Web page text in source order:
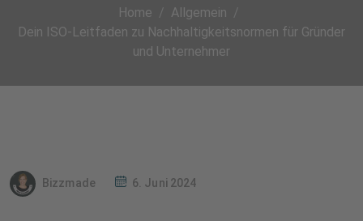
Home
Allgemein
Dein ISO-Leitfaden zu Nachhaltigkeitsnormen für Gründer
und Unternehmer
Bizzmade 6. Juni 2024